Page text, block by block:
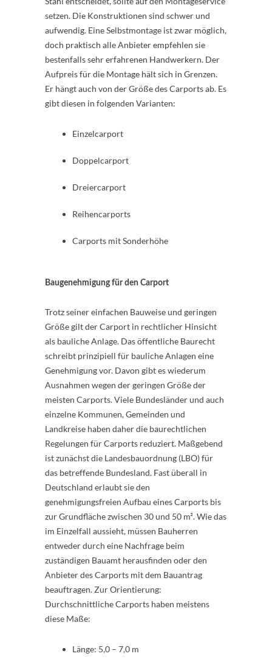
setzen. Die Konstruktionen sind schwer und
aufwendig. Eine Selbstmontage ist zwar möglich,
doch praktisch alle Anbieter empfehlen sie
bestenfalls sehr erfahrenen Handwerkern. Der
Aufpreis für die Montage hält sich in Grenzen.
Er hängt auch von der Größe des Carports ab. Es
gibt diesen in folgenden Varianten:
Einzelcarport
Doppelcarport
Dreiercarport
Reihencarports
Carports mit Sonderhöhe
Bau­genehmigung für den Carport
Trotz seiner einfachen Bauweise und geringen
Größe gilt der Carport in rechtlicher Hinsicht
als bauliche Anlage. Das öffentliche Baurecht
schreibt prinzipiell für bauliche Anlagen eine
Genehmigung vor. Davon gibt es wiederum
Ausnahmen wegen der geringen Größe der
meisten Carports. Viele Bundesländer und auch
einzelne Kommunen, Gemeinden und
Landkreise haben daher die baurechtlichen
Regelungen für Carports reduziert. Maßgebend
ist zunächst die Landesbauordnung (LBO) für
das betreffende Bundesland. Fast überall in
Deutschland erlaubt sie den
genehmigungsfreien Aufbau eines Carports bis
zur Grundfläche zwischen 30 und 50 m². Wie das
im Einzelfall aussieht, müssen Bauherren
entweder durch eine Nachfrage beim
zuständigen Bauamt herausfinden oder den
Anbieter des Carports mit dem Bauantrag
beauftragen. Zur Orientierung:
Durchschnittliche Carports haben meistens
diese Maße:
Länge: 5,0 – 7,0 m